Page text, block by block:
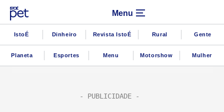
Menu
IstoÉ Dinheiro Revista IstoÉ Rural Gente
Planeta Esportes Menu Motorshow Mulher